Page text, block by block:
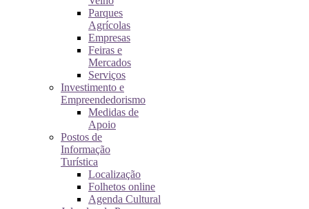
Parques
Agrícolas
Empresas
Feiras e
Mercados
Serviços
Investimento e
Empreendedorismo
Medidas de
Apoio
Postos de
Informação
Turística
Localização
Folhetos online
Agenda Cultural